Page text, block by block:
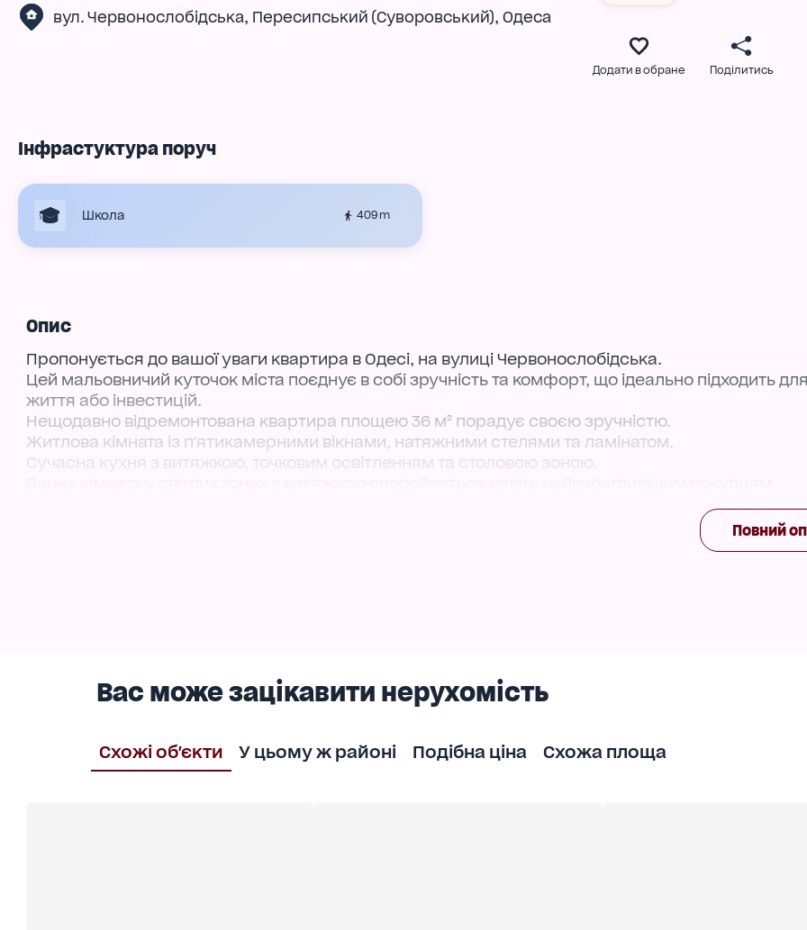
вул. Червонослобідська, Пересипський (Суворовський), Одеса
Додати в обране Поділитись
Інфрастуктура поруч
Школа 409 m
Опис
Пропонується до вашої уваги квартира в Одесі, на вулиці Червонослобідська.
Цей мальовничий куточок міста поєднує в собі зручність та комфорт, що ідеально підходить для
життя або інвестицій.
Нещодавно відремонтована квартира площею 36 м² порадує своєю зручністю.
Житлова кімната із п'ятикамерними вікнами, натяжними стелями та ламінатом.
Сучасна кухня з витяжкою, точковим освітленням та столовою зоною.
Встановлено двоконтурний котел італійської фірми, а також проведено капітальний ремонт,
Двір закривається на кодовий замок, що забезпечує безпеку вашого проживання.
Повний
Вас може зацікавити нерухомість
Схожі об'єкти У цьому ж районі Подібна ціна Схожа площа